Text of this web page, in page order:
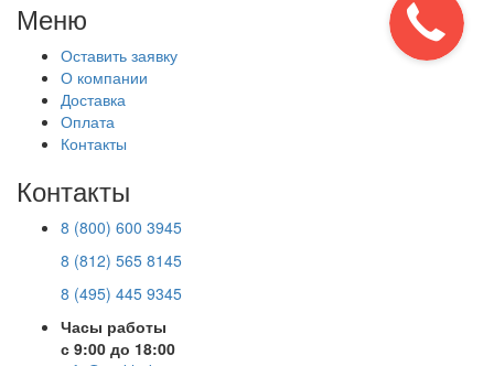
Меню
Оставить заявку
О компании
Доставка
Оплата
Контакты
Контакты
8 (800) 600 3945
8 (812) 565 8145
8 (495) 445 9345
Часы работы
с 9:00 до 18:00